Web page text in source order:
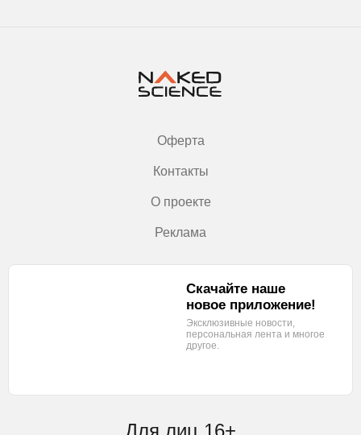
Оферта
Контакты
О проекте
Реклама
Для лиц 16+
Скачайте наше
новое приложение!
Эксклюзивные новости,
персональная лента и многое
другое.